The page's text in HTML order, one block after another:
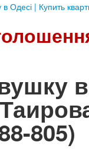
Одесі | Купить
805)